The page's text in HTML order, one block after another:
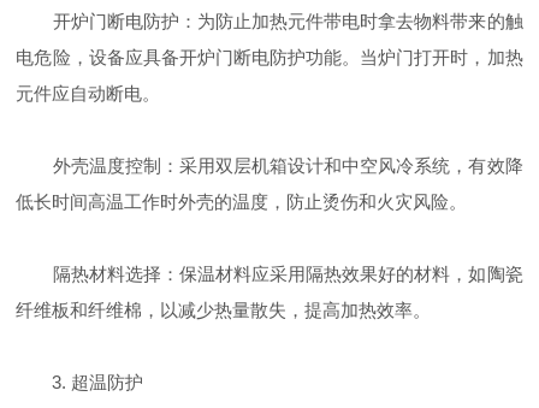
开炉门断电防护：为防止加热元件带电时拿去物料带来的触
电危险，设备应具备开炉门断电防护功能。当炉门打开时，加热
元件应自动断电。
外壳温度控制：采用双层机箱设计和中空风冷系统，有效降
低长时间高温工作时外壳的温度，防止烫伤和火灾风险。
隔热材料选择：保温材料应采用隔热效果好的材料，如陶瓷
纤维板和纤维棉，以减少热量散失，提高加热效率。
3. 超温防护